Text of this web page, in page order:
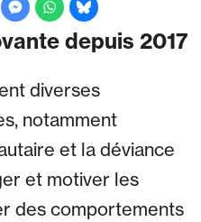
depuis 2017
diverses
notamment
et la déviance
et motiver les
des comportements